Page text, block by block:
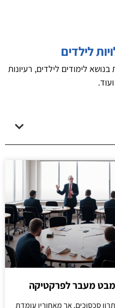
לילדים
לימודים לילדים, רעיונות
מבט מעבר לפרקטיקה
סכסוכים, אך מאחוריו עומדת